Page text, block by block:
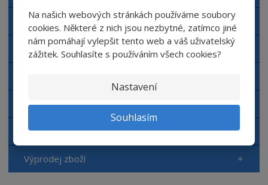
Na našich webových stránkách používáme soubory
cookies. Některé z nich jsou nezbytné, zatímco jiné
nám pomáhají vylepšit tento web a váš uživatelský
zážitek. Souhlasíte s používáním všech cookies?
Nastavení
Souhlasím
Hygienické potřeby TORK
Hygienické potřeby Papernet
Vysokotlaké čističe Kränzle
Mycí pasty DREUMEX
Výprodej zboží